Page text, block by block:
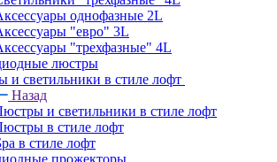
однофазные 2L
"евро" 3L
"трехфазные" 4L
люстры
и светильники в стиле лофт
Назад
и светильники в стиле лофт
в стиле лофт
в стиле лофт
прожекторы